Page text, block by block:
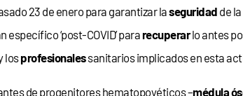
23 de enero para garantizar laseguridad de
‘post-COVID’ pararecuperarlo antes
losprofesionalessanitarios implicados en esta
de progenitores hematopoyéticos –médula